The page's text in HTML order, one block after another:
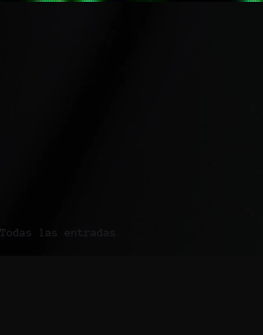
Todas las entradas